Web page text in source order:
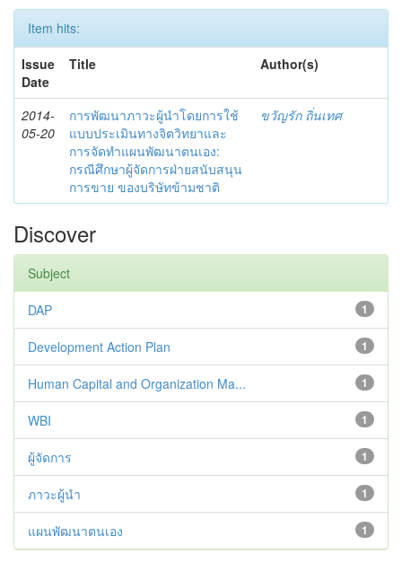
Item hits:
Issue
Date
Title Author(s)
2014-
05-20
การพัฒนาภาวะผู้นำโดยการใช้
แบบประเมินทางจิตวิทยาและ
การจัดทำแผนพัฒนาตนเอง:
กรณีศึกษาผู้จัดการฝ่ายสนับสนุน
การขาย ของบริษัทข้ามชาติ
ขวัญรัก ถิ่นเทศ
Discover
Subject
1
DAP
1
Development Action Plan
1
Human Capital and Organization Ma...
1
WBI
1
ผู้จัดการ
1
ภาวะผู้นำ
1
แผนพัฒนาตนเอง